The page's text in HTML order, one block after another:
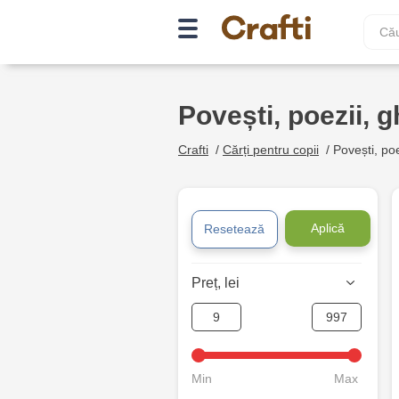
Povești, poezii,
Crafti / Cărți pentru copii / Povești,
Resetează Aplică
Preț, lei
Min Max